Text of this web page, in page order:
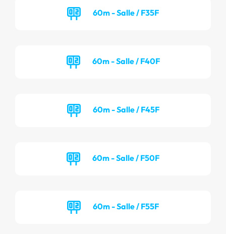
60m - Salle / F35F
60m - Salle / F40F
60m - Salle / F45F
60m - Salle / F50F
60m - Salle / F55F